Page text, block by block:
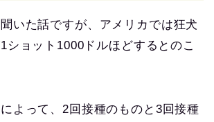
いた話ですが、アメリカでは狂犬
ショット1000ドルほどするとのこ
よって、2回接種のものと3回接種